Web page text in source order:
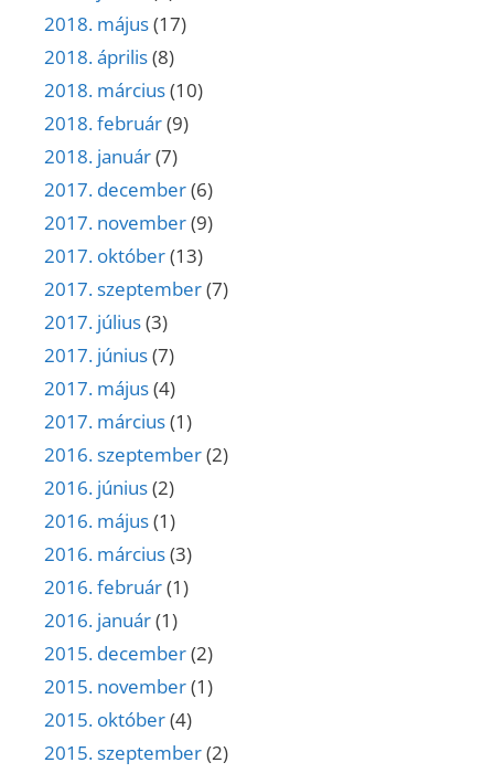
2018. május(17)
2018. április(8)
2018. március(10)
2018. február(9)
2018. január(7)
2017. december(6)
2017. november(9)
2017. október(13)
2017. szeptember(7)
2017. július(3)
2017. június(7)
2017. május(4)
2017. március(1)
2016. szeptember(2)
2016. június(2)
2016. május(1)
2016. március(3)
2016. február(1)
2016. január(1)
2015. december(2)
2015. november(1)
2015. október(4)
2015. szeptember(2)